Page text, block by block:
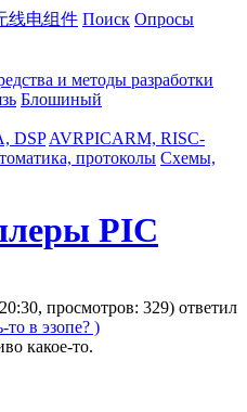
线电组件 Поиск Опросы
и методы разработки
Блошиный
DSP AVRPICARM, RISC-
протоколы Схемы,
PIC
просмотров: 329) ответил
то в эзопе? )
какое-то.